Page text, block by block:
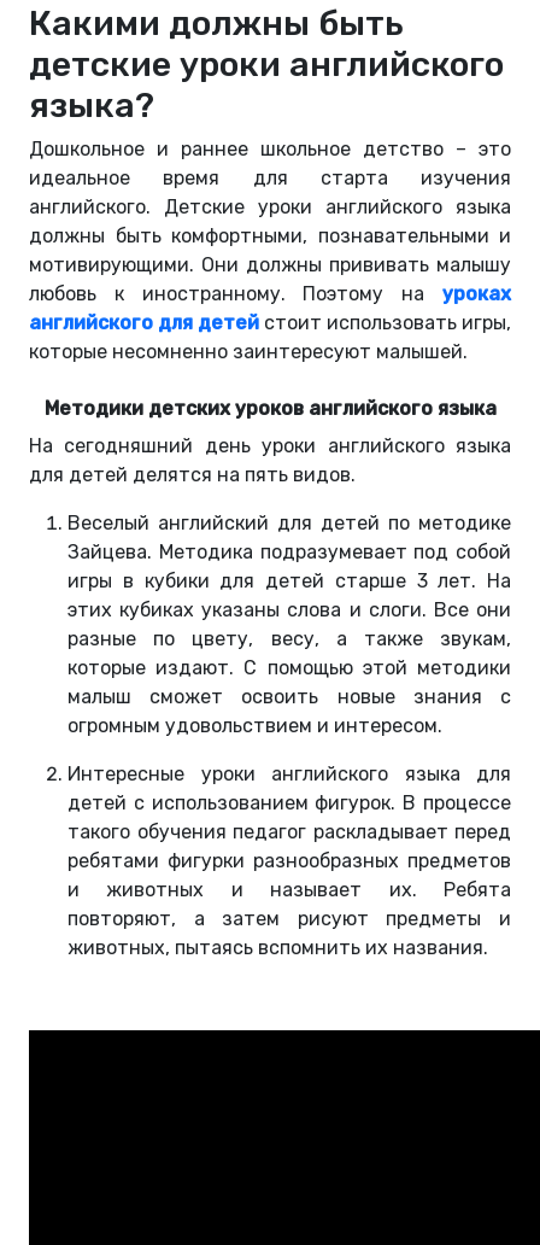
Какими должны быть
детские уроки английского
языка?
Дошкольное и раннее школьное детство – это
идеальное время для старта изучения
английского. Детские уроки английского языка
должны быть комфортными, познавательными и
мотивирующими. Они должны прививать малышу
любовь к иностранному. Поэтому на уроках
английского для детей стоит использовать игры,
которые несомненно заинтересуют малышей.
Методики детских уроков английского языка
На сегодняшний день уроки английского языка
для детей делятся на пять видов.
Веселый английский для детей по методике
Зайцева. Методика подразумевает под собой
игры в кубики для детей старше 3 лет. На
этих кубиках указаны слова и слоги. Все они
разные по цвету, весу, а также звукам,
которые издают. С помощью этой методики
малыш сможет освоить новые знания с
огромным удовольствием и интересом.
Интересные уроки английского языка для
детей с использованием фигурок. В процессе
такого обучения педагог раскладывает перед
ребятами фигурки разнообразных предметов
и животных и называет их. Ребята
повторяют, а затем рисуют предметы и
животных, пытаясь вспомнить их названия.